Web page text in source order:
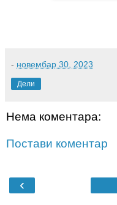
- новембар 30, 2023
Дели
Нема коментара:
Постави коментар
‹